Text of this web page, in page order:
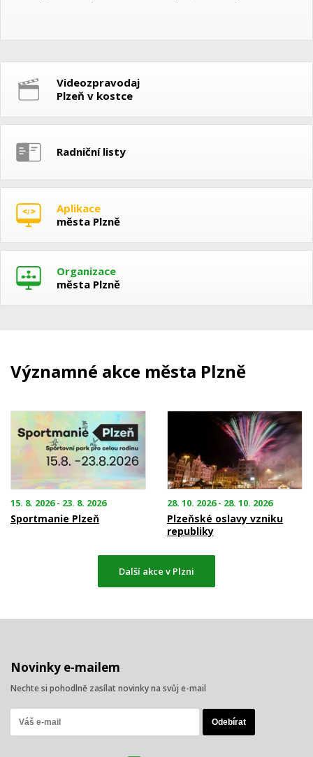
Videozpravodaj
Plzeň v kostce
Radniční listy
Aplikace
města Plzně
Organizace
města Plzně
Významné akce města Plzně
15. 8. 2026 - 23. 8. 2026
Sportmanie Plzeň
28. 10. 2026 - 28. 10. 2026
Plzeňské oslavy vzniku
republiky
Další akce v Plzni
Novinky e-mailem
Nechte si pohodlně zasílat novinky na svůj e-mail